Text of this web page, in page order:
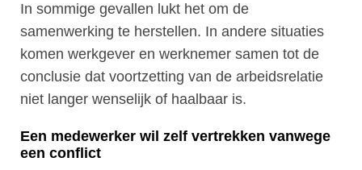
In sommige gevallen lukt het om de
samenwerking te herstellen. In andere situaties
komen werkgever en werknemer samen tot de
conclusie dat voortzetting van de arbeidsrelatie
niet langer wenselijk of haalbaar is.
Een medewerker wil zelf vertrekken vanwege
een conflict